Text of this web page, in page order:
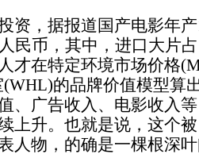
资，据报道国产电影年
民币，其中，进口大片
才在特定环境市场价格
(WHL)的品牌价值模型算
、广告收入、电影收入
上升。也就是说，这个
人物，的确是一棵根深